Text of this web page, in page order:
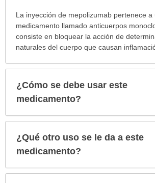
La inyección de mepolizumab pertenece a
medicamento llamado anticuerpos
consiste en bloquear la acción de
naturales del cuerpo que causan
¿Cómo se debe usar este
medicamento?
¿Qué otro uso se le da a este
medicamento?